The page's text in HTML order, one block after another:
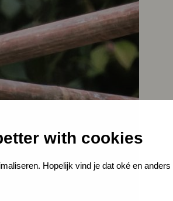
with cookies
Hopelijk vind je dat oké en